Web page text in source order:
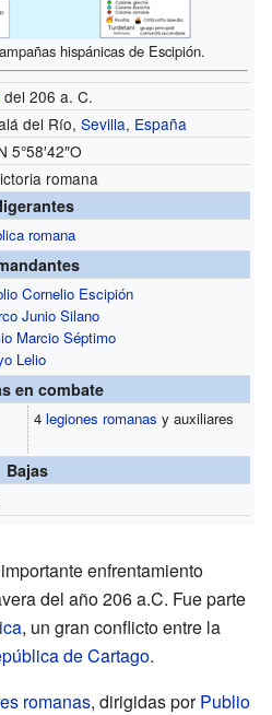
hispánicas de Escipión.
del 206 a. C.
del Río,Sevilla, España
5°58′42″O
romana
romana
Cornelio Escipión
Junio Silano
Marcio Séptimo
Lelio
en combate
4legiones romanas y auxiliares
Bajas
enfrentamiento
del año 206 a.C. Fue parte
, un gran conflicto entre la
de Cartago.
romanas, dirigidas porPublio